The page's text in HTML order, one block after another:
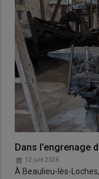
Dans l’engrenage
12 juin 2026
À Beaulieu-lès-